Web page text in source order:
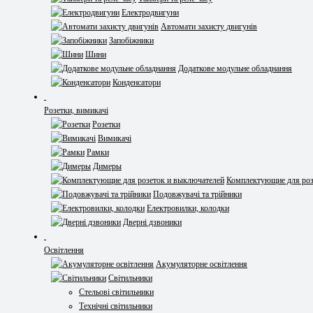
Електродвигуни
Автомати захисту двигунів
Запобіжники
Шини
Додаткове модульне обладнання
Конденсатори
Розетки, вимикачі
Розетки
Вимикачі
Рамки
Димеры
Комплектующие для
Подовжувачі та трійники
Електровилки, колодки
Дверні дзвоники
Освітлення
Акумуляторне освітлення
Світильники
Стельові світильники
Технічні світильники